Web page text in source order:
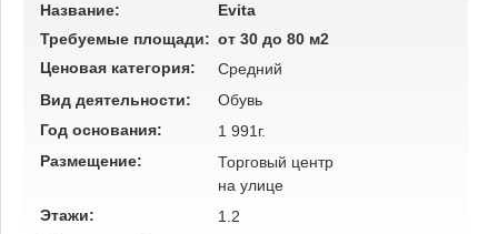
Название:
Evita
Требуемые площади: от 30 до 80 м2
Ценовая категория:
Средний
Вид деятельности:
Обувь
Год основания:
1 991г.
Размещение:
Торговый центр
на улице
Этажи:
1.2